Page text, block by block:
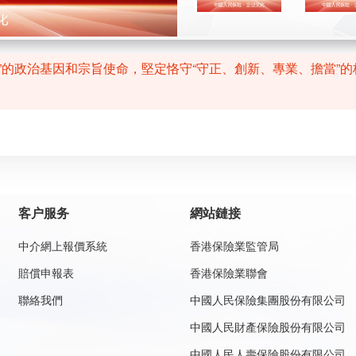
政治基因和宗旨使命，堅定恪守“守正、創新、專業、擔當”
客户服务
中介網上報價系統
賠償申報表
聯絡我們
網站鏈接
香港保險業監管局
香港保險業聯會
中國人民保險集團股份有限公司
中國人民財產保險股份有限公司